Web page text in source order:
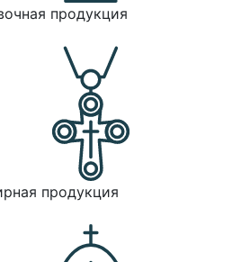
продукция
продукция